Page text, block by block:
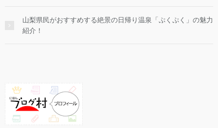
山梨県民がおすすめする絶景の日帰り温泉「ぷくぷく」の魅力
紹介！